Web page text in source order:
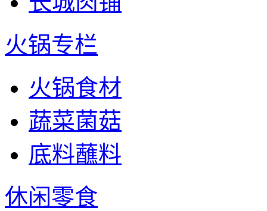
火锅专栏
火锅食材
蔬菜菌菇
底料蘸料
休闲零食